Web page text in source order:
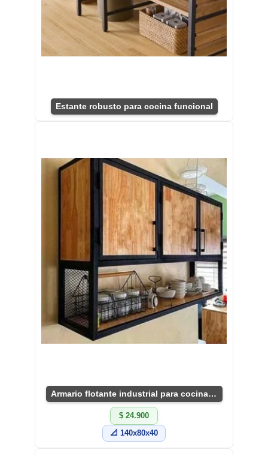
Estante robusto para cocina funcional
Armario flotante industrial para cocina moderna
$ 24.900
📐 140x80x40